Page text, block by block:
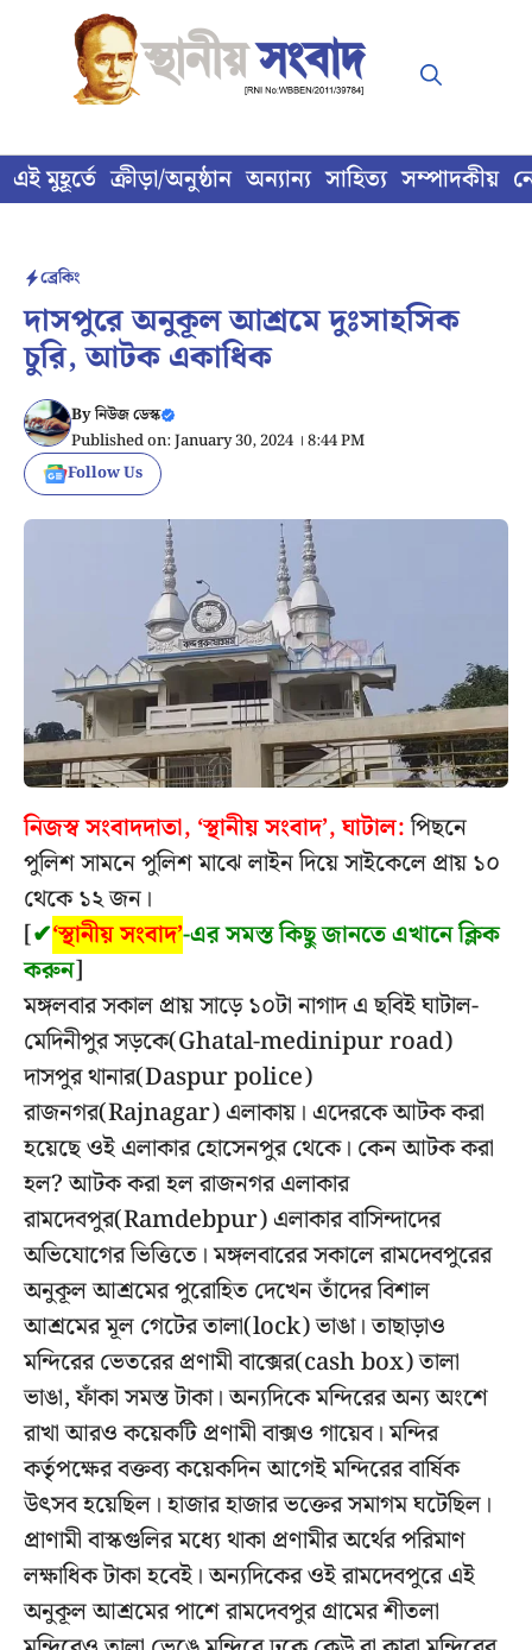
content
এই মুহূর্তে ক্রীড়া/অনুষ্ঠান অন্যান্য সাহিত্য সম্পাদকীয়
ব্রেকিং
দাসপুরে অনুকূল আশ্রমে দুঃসাহসিক
চুরি, আটক একাধিক
Byনিউজ ডেস্ক
Published on: January 30, 2024 । 8:44 PM
Follow Us
নিজস্ব সংবাদদাতা, ‘স্থানীয় সংবাদ’, ঘাটাল:পিছনে
পুলিশ সামনে পুলিশ মাঝে লাইন দিয়ে সাইকেলে প্রায় ১০
থেকে ১২ জন।
[✔‘স্থানীয় সংবাদ’-এর সমস্ত কিছু জানতে এখানে ক্লিক
করুন]
মঙ্গলবার সকাল প্রায় সাড়ে ১০টা নাগাদ এ ছবিই ঘাটাল-
মেদিনীপুর সড়কে(Ghatal-medinipur road)
দাসপুর থানার(Daspur police)
রাজনগর(Rajnagar) এলাকায়। এদেরকে আটক করা
হয়েছে ওই এলাকার হোসেনপুর থেকে। কেন আটক করা
হল? আটক করা হল রাজনগর এলাকার
রামদেবপুর(Ramdebpur) এলাকার বাসিন্দাদের
অভিযোগের ভিত্তিতে। মঙ্গলবারের সকালে রামদেবপুরের
অনুকূল আশ্রমের পুরোহিত দেখেন তাঁদের বিশাল
আশ্রমের মূল গেটের তালা(lock) ভাঙা। তাছাড়াও
মন্দিরের ভেতরের প্রণামী বাক্সের(cash box) তালা
ভাঙা, ফাঁকা সমস্ত টাকা। অন্যদিকে মন্দিরের অন্য অংশে
রাখা আরও কয়েকটি প্রণামী বাক্সও গায়েব। মন্দির
কর্তৃপক্ষের বক্তব্য কয়েকদিন আগেই মন্দিরের বার্ষিক
উৎসব হয়েছিল। হাজার হাজার ভক্তের সমাগম ঘটেছিল।
প্রাণামী বাস্কগুলির মধ্যে থাকা প্রণামীর অর্থের পরিমাণ
লক্ষাধিক টাকা হবেই। অন্যদিকের ওই রামদেবপুরে এই
অনুকূল আশ্রমের পাশে রামদেবপুর গ্রামের শীতলা